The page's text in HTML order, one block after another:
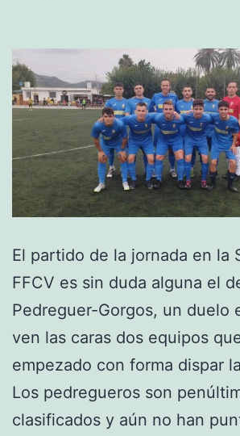
El partido de la jornada en la
FFCV es sin duda alguna el
Pedreguer-Gorgos, un duelo
ven las caras dos equipos
empezado con forma dispar
Los pedregueros son
clasificados y aún no han